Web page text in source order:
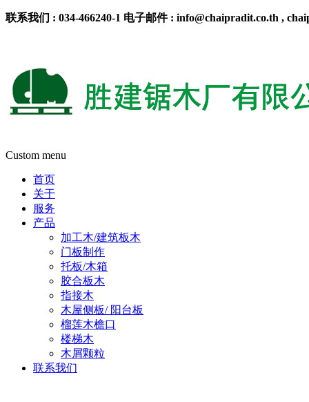
联系我们 : 034-466240-1 电子邮件 : info@chaipradit.co.th ,
Custom menu
首页
关于
服务
产品
加工木/建筑板木
门板制作
托板/木箱
胶合板木
指接木
木屋侧板/ 阳台板
榴莲木檐口
楼梯木
木屑颗粒
联系我们